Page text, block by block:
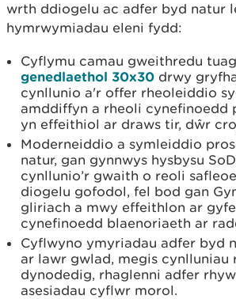
wrth ddiogelu ac adfer byd natur
hymrwymiadau eleni fydd:
Cyflymu camau gweithredu
genedlaethol 30x30 drwy
cynllunio a'r offer rheoleiddio
amddiffyn a rheoli cynefinoedd
yn effeithiol ar draws tir, dŵr
Moderneiddio a symleiddio
natur, gan gynnwys hysbysu
cynllunio’r gwaith o reoli
diogelu gofodol, fel bod gan
gliriach a mwy effeithlon ar
cynefinoedd blaenoriaeth ar
Cyflwyno ymyriadau adfer byd
ar lawr gwlad, megis cynlluniau
dynodedig, rhaglenni adfer
asesiadau cyflwr morol.